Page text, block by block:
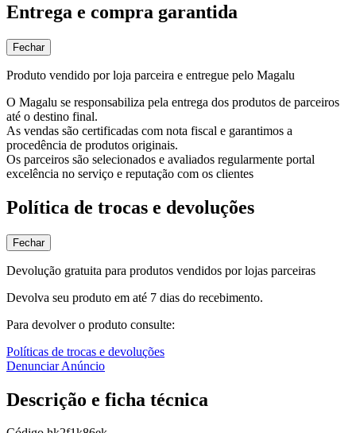
Entrega e compra garantida
Fechar
Produto vendido por loja parceira e entregue pelo Magalu
O Magalu se responsabiliza pela entrega dos produtos de parceiros
até o destino final.
As vendas são certificadas com nota fiscal e garantimos a
procedência de produtos originais.
Os parceiros são selecionados e avaliados regularmente portal
excelência no serviço e reputação com os clientes
Política de trocas e devoluções
Fechar
Devolução gratuita para produtos vendidos por lojas parceiras
Devolva seu produto em até 7 dias do recebimento.
Para devolver o produto consulte:
Políticas de trocas e devoluções
Denunciar Anúncio
Descrição e ficha técnica